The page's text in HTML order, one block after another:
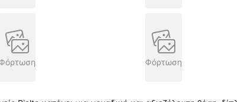
Φόρτωση Φόρτωση